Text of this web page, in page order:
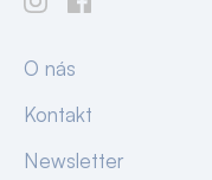
O nás
Kontakt
Newsletter